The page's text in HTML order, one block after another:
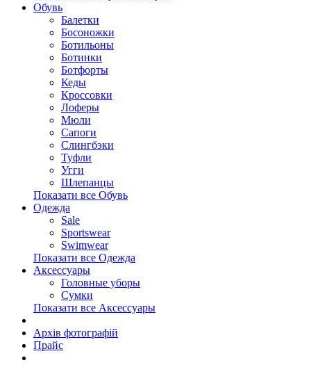
Обувь
Балетки
Босоножки
Ботильоны
Ботинки
Ботфорты
Кеды
Кроссовки
Лоферы
Мюли
Сапоги
Слингбэки
Туфли
Угги
Шлепанцы
Показати все Обувь
Одежда
Sale
Sportswear
Swimwear
Показати все Одежда
Аксессуары
Головные уборы
Сумки
Показати все Аксессуары
Архів фотографій
Прайс